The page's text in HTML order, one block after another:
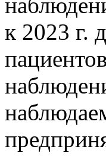
к 2023 г.